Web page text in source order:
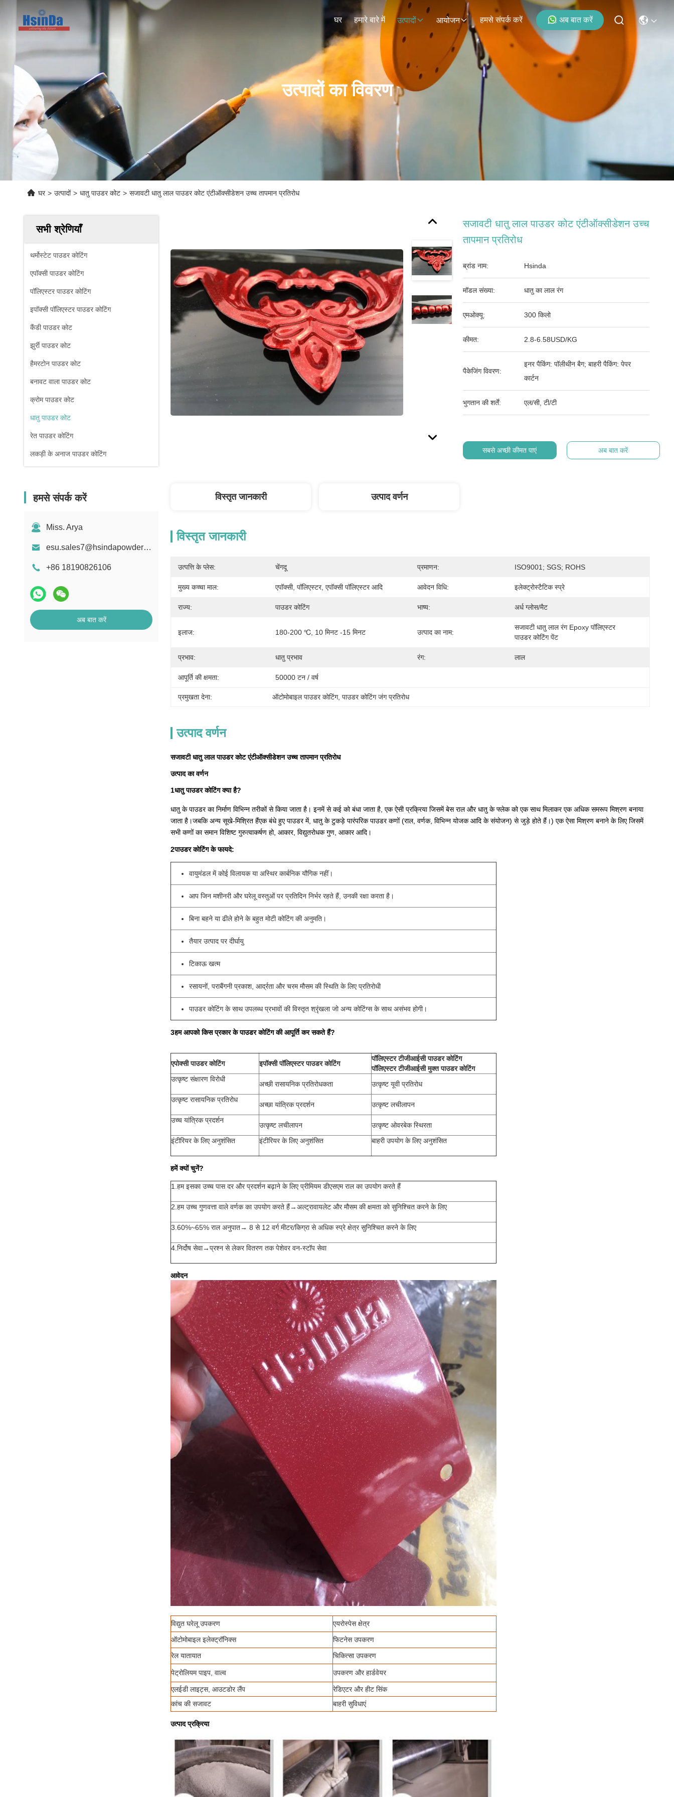
घर हमारे बारे में उत्पादों आयोजन हमसे संपर्क करें अब बात करें
उत्पादों का विवरण
घर > उत्पादों > धातु पाउडर कोट > सजावटी धातु लाल पाउडर कोट एंटीऑक्सीडेशन उच्च तापमान प्रतिरोध
सभी श्रेणियाँ
थर्मोस्टेट पाउडर कोटिंग
एपॉक्सी पाउडर कोटिंग
पॉलिएस्टर पाउडर कोटिंग
इपॉक्सी पॉलिएस्टर पाउडर कोटिंग
कैंडी पाउडर कोट
झुर्री पाउडर कोट
हैमरटोन पाउडर कोट
बनावट वाला पाउडर कोट
क्रोम पाउडर कोट
धातु पाउडर कोट
रेत पाउडर कोटिंग
लकड़ी के अनाज पाउडर कोटिंग
हमसे संपर्क करें
Miss. Arya
esu.sales7@hsindapowdercoating.com
+86 18190826106
अब बात करें
सजावटी धातु लाल पाउडर कोट एंटीऑक्सीडेशन उच्च
तापमान प्रतिरोध
ब्रांड नाम: Hsinda
मॉडल संख्या: धातु का लाल रंग
एमओक्यू: 300 किलो
कीमत: 2.8-6.58USD/KG
पैकेजिंग विवरण:
इनर पैकिंग: पॉलीथीन बैग; बाहरी पैकिंग: पेपर
कार्टन
भुगतान की शर्तें: एल/सी, टी/टी
सबसे अच्छी कीमत पाएं अब बात करें
विस्तृत जानकारी उत्पाद वर्णन
विस्तृत जानकारी
उत्पत्ति के प्लेस: चेंगदू प्रमाणन: ISO9001; SGS; ROHS
मुख्य कच्चा माल: एपॉक्सी, पॉलिएस्टर, एपॉक्सी पॉलिएस्टर आदि आवेदन विधि: इलेक्ट्रोस्टैटिक स्प्रे
राज्य: पाउडर कोटिंग भाष्य: अर्ध ग्लोस/मैट
इलाज: 180-200 ℃, 10 मिनट -15 मिनट उत्पाद का नाम:
सजावटी धातु लाल रंग Epoxy पॉलिएस्टर
पाउडर कोटिंग पेंट
प्रभाव: धातु प्रभाव रंग: लाल
आपूर्ति की क्षमता: 50000 टन / वर्ष
प्रमुखता देना: ऑटोमोबाइल पाउडर कोटिंग, पाउडर कोटिंग जंग प्रतिरोध
उत्पाद वर्णन
सजावटी धातु लाल पाउडर कोट एंटीऑक्सीडेशन उच्च तापमान प्रतिरोध
उत्पाद का वर्णन
1धातु पाउडर कोटिंग क्या है?
धातु के पाउडर का निर्माण विभिन्न तरीकों से किया जाता है। इनमें से कई को बंधा जाता है, एक ऐसी प्रक्रिया जिसमें बेस राल और धातु के फ्लेक को एक साथ मिलाकर एक अधिक समरूप मिश्रण बनाया
जाता है।जबकि अन्य सूखे-मिश्रित हैंएक बंधे हुए पाउडर में, धातु के टुकड़े पारंपरिक पाउडर कणों (राल, वर्णक, विभिन्न योजक आदि के संयोजन) से जुड़े होते हैं।) एक ऐसा मिश्रण बनाने के लिए जिसमें
सभी कणों का समान विशिष्ट गुरुत्वाकर्षण हो, आकार, विद्युतरोधक गुण, आकार आदि।
2पाउडर कोटिंग के फायदे:
वायुमंडल में कोई विलायक या अस्थिर कार्बनिक यौगिक नहीं।
आप जिन मशीनरी और घरेलू वस्तुओं पर प्रतिदिन निर्भर रहते हैं, उनकी रक्षा करता है।
बिना बहने या ढीले होने के बहुत मोटी कोटिंग की अनुमति।
तैयार उत्पाद पर दीर्घायु
टिकाऊ खत्म
रसायनों, पराबैंगनी प्रकाश, आर्द्रता और चरम मौसम की स्थिति के लिए प्रतिरोधी
पाउडर कोटिंग के साथ उपलब्ध प्रभावों की विस्तृत श्रृंखला जो अन्य कोटिंग्स के साथ असंभव होगी।
3हम आपको किस प्रकार के पाउडर कोटिंग की आपूर्ति कर सकते हैं?
एपोक्सी पाउडर कोटिंग इपॉक्सी पॉलिएस्टर पाउडर कोटिंग
पॉलिएस्टर टीजीआईसी पाउडर कोटिंग
पॉलिएस्टर टीजीआईसी मुक्त पाउडर कोटिंग
उत्कृष्ट संक्षारण विरोधी
अच्छी रासायनिक प्रतिरोधकता
उत्कृष्ट यूवी प्रतिरोध
उत्कृष्ट रासायनिक प्रतिरोध
अच्छा यांत्रिक प्रदर्शन
उत्कृष्ट लचीलापन
उच्च यांत्रिक प्रदर्शन
उत्कृष्ट लचीलापन
उत्कृष्ट ओवरबेक स्थिरता
इंटीरियर के लिए अनुशंसित
इंटीरियर के लिए अनुशंसित बाहरी उपयोग के लिए अनुशंसित
हमें क्यों चुनें?
1.हम इसका उच्च पास दर और प्रदर्शन बढ़ाने के लिए प्रीमियम डीएसएम राल का उपयोग करते हैं
2.हम उच्च गुणवत्ता वाले वर्णक का उपयोग करते हैं→अल्ट्रावायलेट और मौसम की क्षमता को सुनिश्चित करने के लिए
3.60%~65% राल अनुपात→ 8 से 12 वर्ग मीटर/किग्रा से अधिक स्प्रे क्षेत्र सुनिश्चित करने के लिए
4.निर्दोष सेवा→प्रश्न से लेकर वितरण तक पेशेवर वन-स्टॉप सेवा
आवेदन
विद्युत घरेलू उपकरण
एयरोस्पेस क्षेत्र
ऑटोमोबाइल इलेक्ट्रॉनिक्स
फिटनेस उपकरण
रेल यातायात
चिकित्सा उपकरण
पेट्रोलियम पाइप, वाल्व उपकरण और हार्डवेयर
एलईडी लाइट्स, आउटडोर लैंप
रेडिएटर और हीट सिंक
कांच की सजावट
बाहरी सुविधाएं
उत्पाद प्रक्रिया